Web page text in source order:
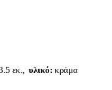
εκ., υλικό: κράμα